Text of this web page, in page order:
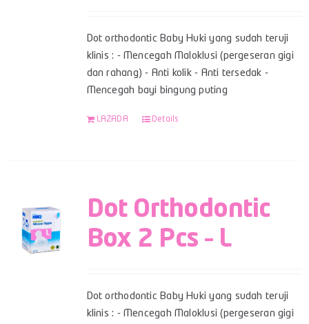
Dot orthodontic Baby Huki yang sudah teruji
klinis : - Mencegah Maloklusi (pergeseran gigi
dan rahang) - Anti kolik - Anti tersedak -
Mencegah bayi bingung puting
LAZADA Details
Dot Orthodontic
Box 2 Pcs – L
Dot orthodontic Baby Huki yang sudah teruji
klinis : - Mencegah Maloklusi (pergeseran gigi